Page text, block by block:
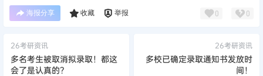
海报分享 收藏 举报 0 0
26考研资讯
多名考生被取消拟录取！都这
会了是认真的？
26考研资讯
多校已确定录取通知书发放时
间！